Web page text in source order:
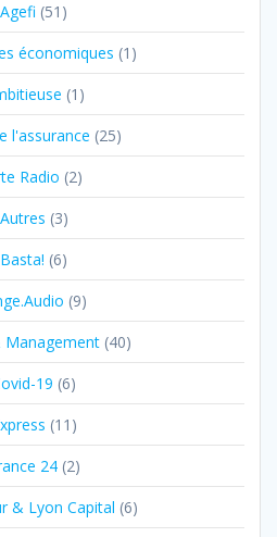
Agefi (51)
économiques (1)
(1)
l'assurance (25)
Radio (2)
Autres (3)
Basta! (6)
(9)
Management(40)
19 (6)
(11)
24(2)
& Lyon Capital (6)